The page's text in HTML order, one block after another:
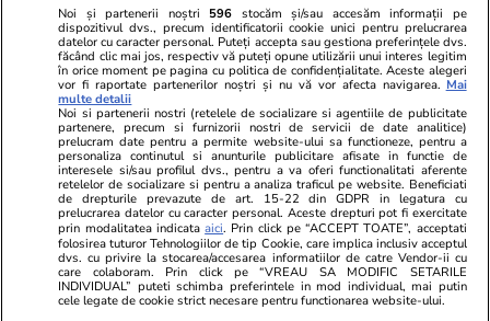
TRENDING
Știri România 12:20
Viorel Pașca va fi cercetat în libertate, a decis
Curtea de Apel București, care a respins
arestarea preventivă cerută de DIICOT și i-a
scos și controlul judiciar
Știri România 07:00
Primarii milionari din Ilfov – partea 1.
Noi și partenerii noștri 596 stocăm și/sau accesăm informații pe
dispozitivul dvs., precum identificatorii cookie unici pentru prelucrarea
datelor cu caracter personal. Puteți accepta sau gestiona preferințele dvs.
făcând clic mai jos, respectiv vă puteți opune utilizării unui interes legitim
în orice moment pe pagina cu politica de confidențialitate. Aceste alegeri
vor fi raportate partenerilor noștri și nu vă vor afecta navigarea. Mai
multe detalii
Noi si partenerii nostri (retelele de socializare si agentiile de publicitate
partenere, precum si furnizorii nostri de servicii de date analitice)
prelucram date pentru a permite website-ului sa functioneze, pentru a
personaliza continutul si anunturile publicitare afisate in functie de
interesele si/sau profilul dvs., pentru a va oferi functionalitati aferente
retelelor de socializare si pentru a analiza traficul pe website. Beneficiati
de drepturile prevazute de art. 15-22 din GDPR in legatura cu
prelucrarea datelor cu caracter personal. Aceste drepturi pot fi exercitate
prin modalitatea indicataaici. Prin click pe “ACCEPT TOATE”, acceptati
folosirea tuturor Tehnologiilor de tip Cookie, care implica inclusiv acceptul
dvs. cu privire la stocarea/accesarea informatiilor de catre Vendor-ii cu
care colaboram. Prin click pe “VREAU SA MODIFIC SETARILE
INDIVIDUAL” puteti schimba preferintele in mod individual, mai putin
cele legate de cookie strict necesare pentru functionarea website-ului.